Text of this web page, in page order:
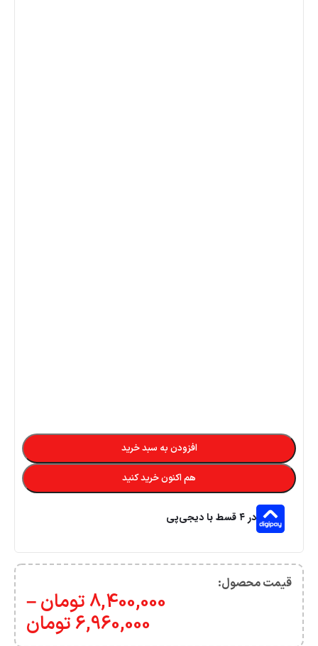
افزودن به سبد خرید
هم اکنون خرید کنید
در ۴ قسط با دیجی‌پی
قیمت محصول:​
8,400,000تومان–
6,960,000تومان